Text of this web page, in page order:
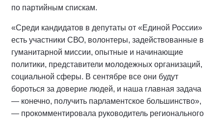
по партийным спискам.
«Среди кандидатов в депутаты от «Единой России»
есть участники СВО, волонтеры, задействованные в
гуманитарной миссии, опытные и начинающие
политики, представители молодежных организаций,
социальной сферы. В сентябре все они будут
бороться за доверие людей, и наша главная задача
— конечно, получить парламентское большинство»,
— прокомментировала руководитель регионального